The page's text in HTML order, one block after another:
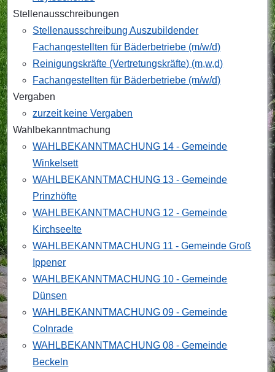
Stellenausschreibungen
Stellenausschreibung Auszubildender
Fachangestellten für Bäderbetriebe (m/w/d)
Reinigungskräfte (Vertretungskräfte) (m,w,d)
Fachangestellten für Bäderbetriebe (m/w/d)
Vergaben
zurzeit keine Vergaben
Wahlbekanntmachung
WAHLBEKANNTMACHUNG 14 - Gemeinde
Winkelsett
WAHLBEKANNTMACHUNG 13 - Gemeinde
Prinzhöfte
WAHLBEKANNTMACHUNG 12 - Gemeinde
Kirchseelte
WAHLBEKANNTMACHUNG 11 - Gemeinde Groß
Ippener
WAHLBEKANNTMACHUNG 10 - Gemeinde
Dünsen
WAHLBEKANNTMACHUNG 09 - Gemeinde
Colnrade
WAHLBEKANNTMACHUNG 08 - Gemeinde
Beckeln